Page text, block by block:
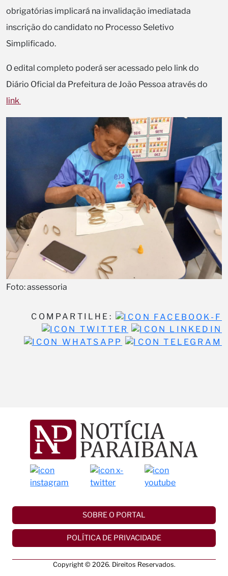
obrigatórias implicará na invalidação imediatada
inscrição do candidato no Processo Seletivo
Simplificado.
O edital completo poderá ser acessado pelo link do
Diário Oficial da Prefeitura de João Pessoa através do
link
Foto: assessoria
COMPARTILHE:
SOBRE O PORTAL
POLÍTICA DE PRIVACIDADE
Copyright © 2026. Direitos Reservados.